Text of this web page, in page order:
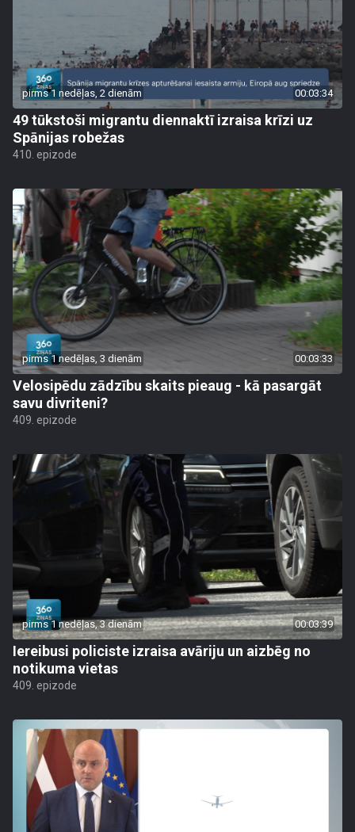
pirms 1 nedēļas, 2 dienām 00:03:34
49 tūkstoši migrantu diennaktī izraisa krīzi uz
Spānijas robežas
410. epizode
pirms 1 nedēļas, 3 dienām 00:03:33
Velosipēdu zādzību skaits pieaug - kā pasargāt
savu divriteni?
409. epizode
pirms 1 nedēļas, 3 dienām 00:03:39
Iereibusi policiste izraisa avāriju un aizbēg no
notikuma vietas
409. epizode